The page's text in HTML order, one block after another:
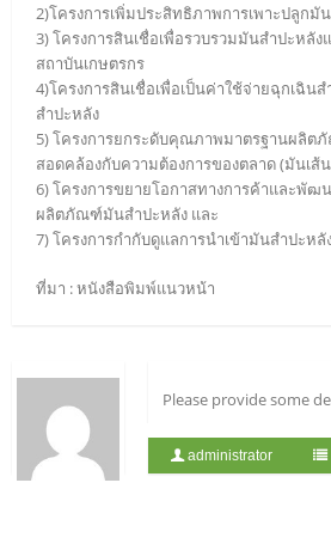
2)โครงการเพิ่มประสิทธิภาพการเพาะปลูก
3) โครงการสินเชื่อเพื่อรวบรวมมันสำปะหลัง
สถาบันเกษตรกร
4)โครงการสินเชื่อเพื่อเป็นค่าใช้จ่ายฉุกเฉิน
สำปะหลัง
5) โครงการยกระดับคุณภาพมาตรฐานผลิต
สอดคล้องกับความต้องการของตลาด (มันเส้
6) โครงการขยายโอกาสทางการค้าและพัฒ
ผลิตภัณฑ์มันสำปะหลัง และ
7) โครงการกำกับดูแลการนำเข้ามันสำปะห
ที่มา : หนังสือพิมพ์แนวหน้า
Please provide some
administrator